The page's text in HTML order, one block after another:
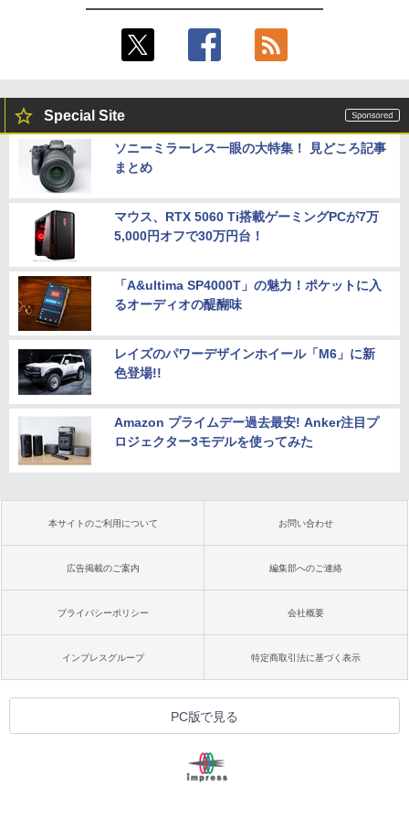
Special Site
ソニーミラーレス一眼の大特集！ 見どころ記事
まとめ
マウス、RTX 5060 Ti搭載ゲーミングPCが7万
5,000円オフで30万円台！
「A&ultima SP4000T」の魅力！ポケットに入
るオーディオの醍醐味
レイズのパワーデザインホイール「M6」に新
色登場!!
Amazon プライムデー過去最安! Anker注目プ
ロジェクター3モデルを使ってみた
本サイトのご利用について お問い合わせ
広告掲載のご案内 編集部へのご連絡
プライバシーポリシー 会社概要
インプレスグループ 特定商取引法に基づく表示
PC版で見る